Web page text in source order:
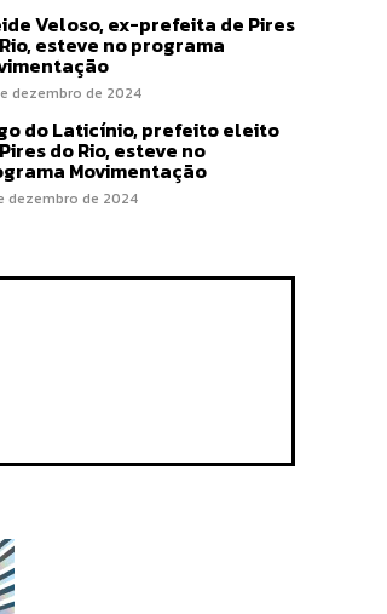
Veloso, ex-prefeita de Pires
esteve no programa
dezembro de 2024
do Laticínio, prefeito eleito
do Rio, esteve no
Movimentação
dezembro de 2024